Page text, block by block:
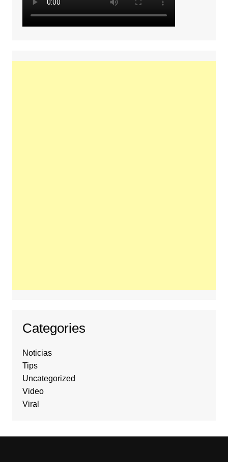
Categories
Noticias
Tips
Uncategorized
Video
Viral